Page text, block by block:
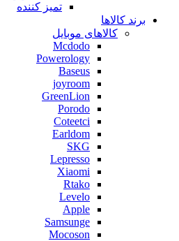
تمیز کننده
برند کالاها
کالاهای موبایل
Mcdodo
Powerology
Baseus
joyroom
GreenLion
Porodo
Coteetci
Earldom
SKG
Lepresso
Xiaomi
Rtako
Levelo
Apple
Samsunge
Mocoson